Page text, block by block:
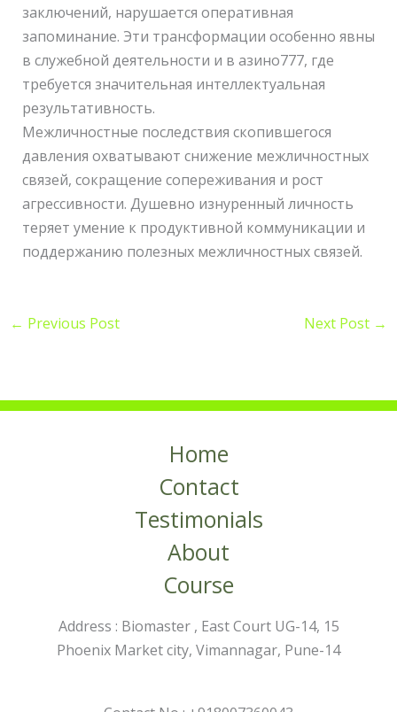
заключений, нарушается оперативная
запоминание. Эти трансформации особенно явны
в служебной деятельности и в азино777, где
требуется значительная интеллектуальная
результативность.
Межличностные последствия скопившегося
давления охватывают снижение межличностных
связей, сокращение сопереживания и рост
агрессивности. Душевно изнуренный личность
теряет умение к продуктивной коммуникации и
поддержанию полезных межличностных связей.
← Previous Post Next Post →
Home
Contact
Testimonials
About
Course
Address : Biomaster , East Court UG-14, 15
Phoenix Market city, Vimannagar, Pune-14